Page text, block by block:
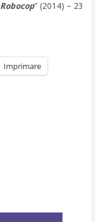
Robocop” (2014) – 23
Imprimare